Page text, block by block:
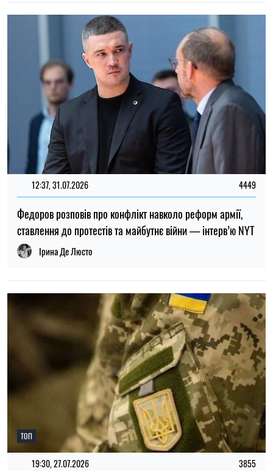
12:37, 31.07.2026 4449
Федоров розповів про конфлікт навколо реформ армії,
ставлення до протестів та майбутнє війни — інтерв’ю NYT
Ірина Де Люсто
ТОП
19:30, 27.07.2026 3855